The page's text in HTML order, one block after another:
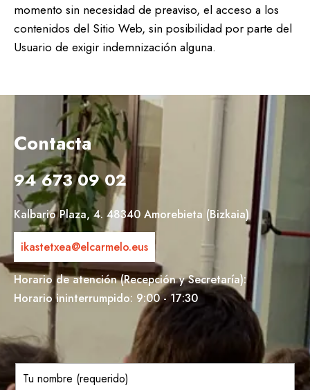
momento sin necesidad de preaviso, el acceso a los
contenidos del Sitio Web, sin posibilidad por parte del
Usuario de exigir indemnización alguna.
Contacta
94 673 09 02
Kalbario Plaza, 4. 48340 Amorebieta (Bizkaia)
ikastetxea@elcarmelo.eus
Horario de atención (Recepción y Secretaría):
Horario ininterrumpido: 9:00 - 17:30